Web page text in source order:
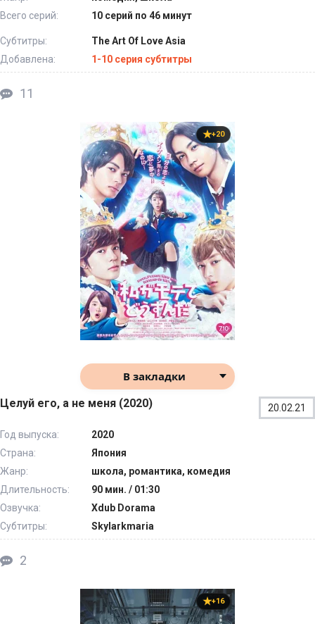
Всего серий:
10 серий по 46 минут
Субтитры:
The Art Of Love Asia
Добавлена:
1-10 серия субтитры
11
+20
В закладки
Целуй его, а не меня (2020) 20.02.21
Год выпуска:
2020
Страна:
Япония
Жанр:
школа, романтика, комедия
Длительность:
90 мин. / 01:30
Озвучка:
Xdub Dorama
Субтитры:
Skylarkmaria
2
+16